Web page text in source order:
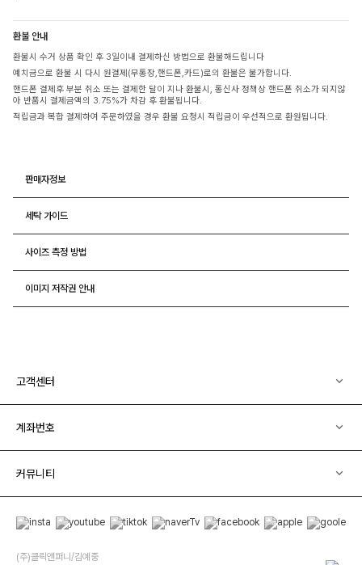
환불 안내
환불시 수거 상품 확인 후 3일이내 결제하신 방법으로 환불해드립니다
예치금으로 환불 시 다시 원결제(무통장,핸드폰,카드)로의 환불은 불가합니다.
핸드폰 결제후 부분 취소 또는 결제한 달이 지나 환불시, 통신사 정책상 핸드폰 취소가 되지않
아 반품시 결제금액의 3.75%가 차감 후 환불됩니다.
적립금과 복합 결제하여 주문하였을 경우 환불 요청시 적립금이 우선적으로 환원됩니다.
판매자정보
세탁 가이드
사이즈 측정 방법
이미지 저작권 안내
고객센터
계좌번호
커뮤니티
(주)클릭앤퍼니/김예중